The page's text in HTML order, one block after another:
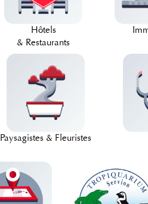
Hôtels
& Restaurants
Paysagistes & Fleuristes